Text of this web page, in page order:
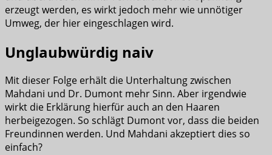
erzeugt werden, es wirkt jedoch mehr wie unnötiger
Umweg, der hier eingeschlagen wird.
Unglaubwürdig naiv
Mit dieser Folge erhält die Unterhaltung zwischen
Mahdani und Dr. Dumont mehr Sinn. Aber irgendwie
wirkt die Erklärung hierfür auch an den Haaren
herbeigezogen. So schlägt Dumont vor, dass die beiden
Freundinnen werden. Und Mahdani akzeptiert dies so
einfach?